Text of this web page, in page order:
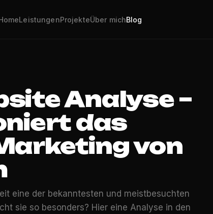
LeistungenProjekteÜber michBlog
Analyse –
das
von
eine der bekanntesten und meistbesuchten
sie so besonders? Hier eine Analyse in den